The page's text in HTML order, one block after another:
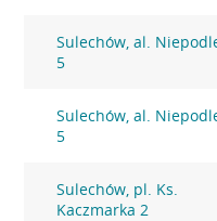
Sulechów, al.
5
Sulechów, al.
5
Sulechów, pl. Ks.
Kaczmarka 2